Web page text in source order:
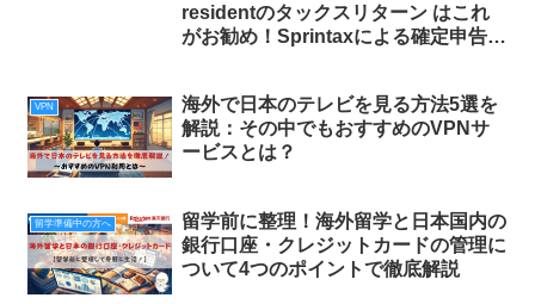
residentのタックスリターン はこれ
がお勧め！Sprintaxによる確定申告を
VPN
海外で日本のテレビを見る方法5選を
解説：その中でもおすすめのVPNサ
ービスとは？
留学準備中の方へ
留学前に整理！海外留学と日本国内の
銀行口座・クレジットカードの管理に
ついて4つのポイントで徹底解説